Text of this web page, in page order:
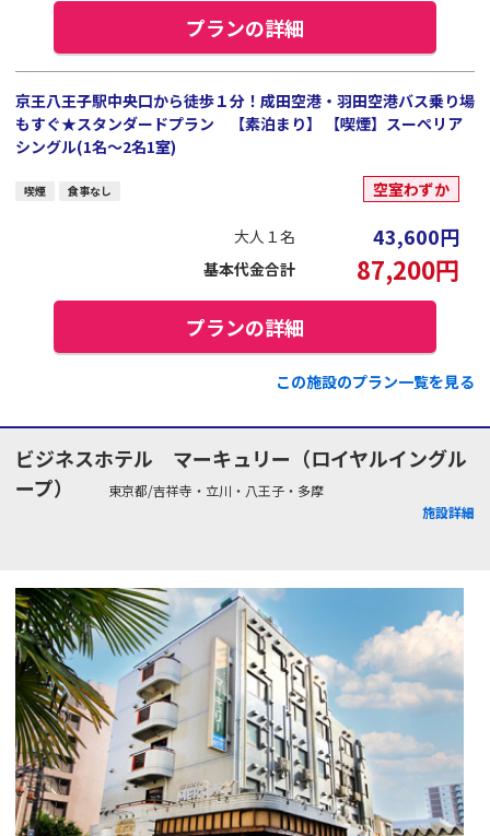
プランの詳細
京王八王子駅中央口から徒歩１分！成田空港・羽田空港バス乗り場
もすぐ★スタンダードプラン 【素泊まり】 【喫煙】スーペリア
シングル(1名～2名1室)
喫煙 食事なし 空室わずか
大人１名 43,600円
基本代金合計 87,200円
プランの詳細
この施設のプラン一覧を見る
ビジネスホテル マーキュリー（ロイヤルイングル
ープ）
東京都/吉祥寺・立川・八王子・多摩
施設詳細